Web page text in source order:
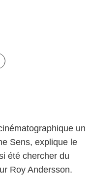
un
Sens, explique le
été chercher du
Roy Andersson.